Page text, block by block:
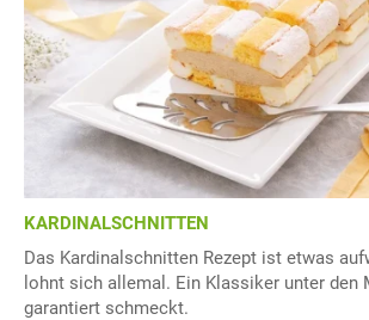
KARDINALSCHNITTEN
Das Kardinalschnitten Rezept ist etwas
lohnt sich allemal. Ein Klassiker unter den
garantiert schmeckt.